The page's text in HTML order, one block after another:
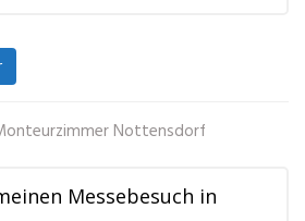
Nottensdorf
Messebesuch in